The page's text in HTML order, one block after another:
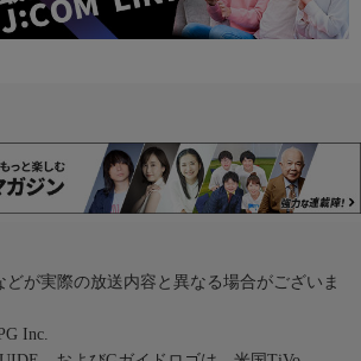
どが実際の放送内容と異なる場合がございま
Inc.